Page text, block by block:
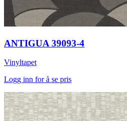
ANTIGUA 39093-4
Vinyltapet
Logg inn for å se pris